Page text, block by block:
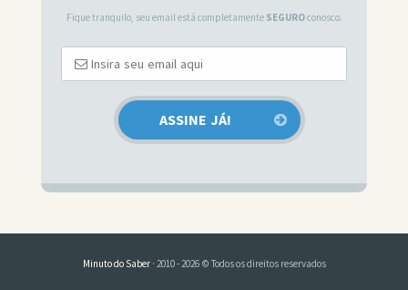
Fique tranquilo, seu email está completamente SEGUROconosco.
Minuto do Saber· 2010 - 2026 © Todos os direitos reservados